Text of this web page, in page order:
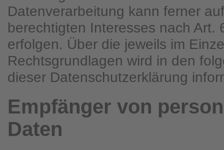
Datenverarbeitung kann ferner
berechtigten Interesses nach Art.
erfolgen. Über die jeweils im
Rechtsgrundlagen wird in den
dieser Datenschutzerklärung
Empfänger von
Daten